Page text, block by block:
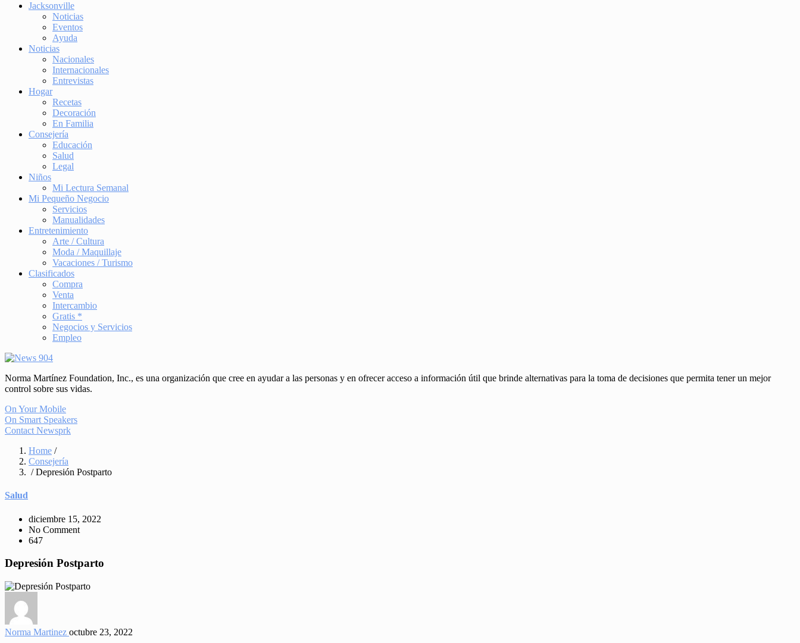
Jacksonville
Noticias
Eventos
Ayuda
Noticias
Nacionales
Internacionales
Entrevistas
Hogar
Recetas
Decoración
En Familia
Consejería
Educación
Salud
Legal
Niños
Mi Lectura Semanal
Mi Pequeño Negocio
Servicios
Manualidades
Entretenimiento
Arte / Cultura
Moda / Maquillaje
Vacaciones / Turismo
Clasificados
Compra
Venta
Intercambio
Gratis *
Negocios y Servicios
Empleo
Norma Martínez Foundation, Inc., es una organización que cree en ayudar a las personas y en ofrecer acceso a información útil que brinde alternativas para la toma de decisiones que permita tener un mejor
control sobre sus vidas.
On Your Mobile
On Smart Speakers
Contact Newsprk
Home /
Consejería
/ Depresión Postparto
Salud
diciembre 15, 2022
No Comment
647
Depresión Postparto
Norma Martinez octubre 23, 2022